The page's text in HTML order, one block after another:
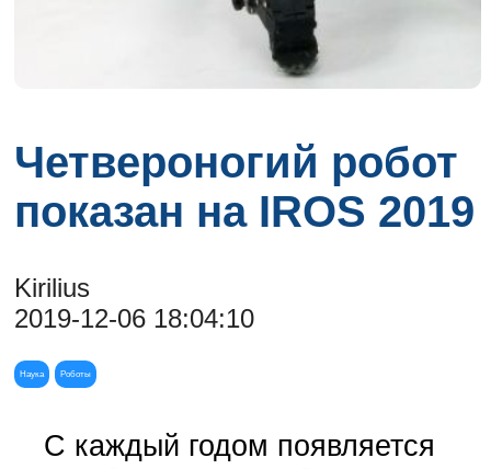
Четвероногий робот
показан на IROS 2019
Kirilius
2019-12-06 18:04:10
Наука Роботы
С каждый годом появляется